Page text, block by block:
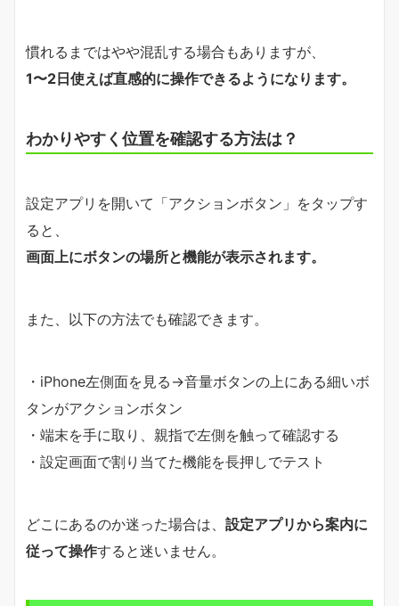
慣れるまではやや混乱する場合もありますが、
1〜2日使えば直感的に操作できるようになります。
わかりやすく位置を確認する方法は？
設定アプリを開いて「アクションボタン」をタップす
ると、
画面上にボタンの場所と機能が表示されます。
また、以下の方法でも確認できます。
・iPhone左側面を見る→音量ボタンの上にある細いボ
タンがアクションボタン
・端末を手に取り、親指で左側を触って確認する
・設定画面で割り当てた機能を長押しでテスト
どこにあるのか迷った場合は、 設定アプリから案内に
従って操作すると迷いません。